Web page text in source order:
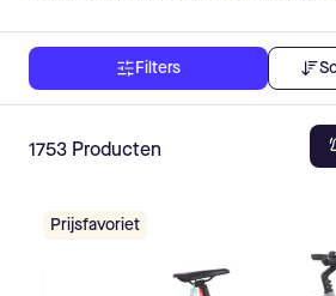
Filters
1753 Producten
Prijsfavoriet